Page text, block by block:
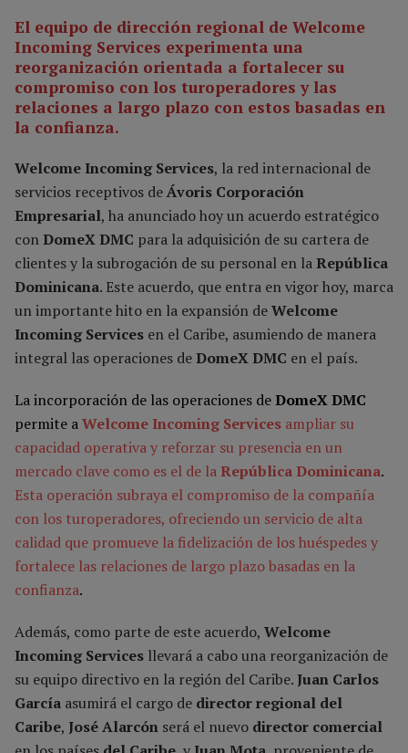
El equipo de dirección regional de Welcome
Incoming Services experimenta una
reorganización orientada a fortalecer su
compromiso con los turoperadores y las
relaciones a largo plazo con estos basadas en
la confianza.
Welcome Incoming Services, la red internacional de
servicios receptivos deÁvoris Corporación
Empresarial, ha anunciado hoy un acuerdo estratégico
conDomeX DMC para la adquisición de su cartera de
clientes y la subrogación de su personal en laRepública
Dominicana. Este acuerdo, que entra en vigor hoy, marca
un importante hito en la expansión deWelcome
Incoming Services en el Caribe, asumiendo de manera
integral las operaciones deDomeX DMC en el país.
La incorporación de las operaciones deDomeX DMC
permite aWelcome Incoming Services ampliar su
capacidad operativa y reforzar su presencia en un
mercado clave como es el de la República Dominicana.
Esta operación subraya el compromiso de la compañía
con los turoperadores, ofreciendo un servicio de alta
calidad que promueve la fidelización de los huéspedes y
fortalece las relaciones de largo plazo basadas en la
confianza.
Además, como parte de este acuerdo, Welcome
Incoming Services llevará a cabo una reorganización de
su equipo directivo en la región del Caribe. Juan Carlos
García asumirá el cargo de director regional del
Caribe, José Alarcón será el nuevo director comercial